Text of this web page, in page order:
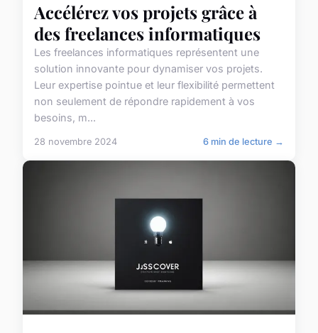
Accélérez vos projets grâce à
des freelances informatiques
Les freelances informatiques représentent une
solution innovante pour dynamiser vos projets.
Leur expertise pointue et leur flexibilité permettent
non seulement de répondre rapidement à vos
besoins, m...
28 novembre 2024 6 min de lecture →